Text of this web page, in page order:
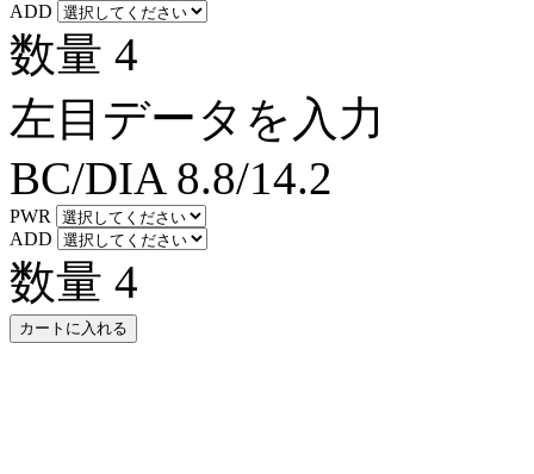
ADD
数量 4
左目データを入力
BC/DIA 8.8/14.2
PWR
ADD
数量 4
カートに入れる